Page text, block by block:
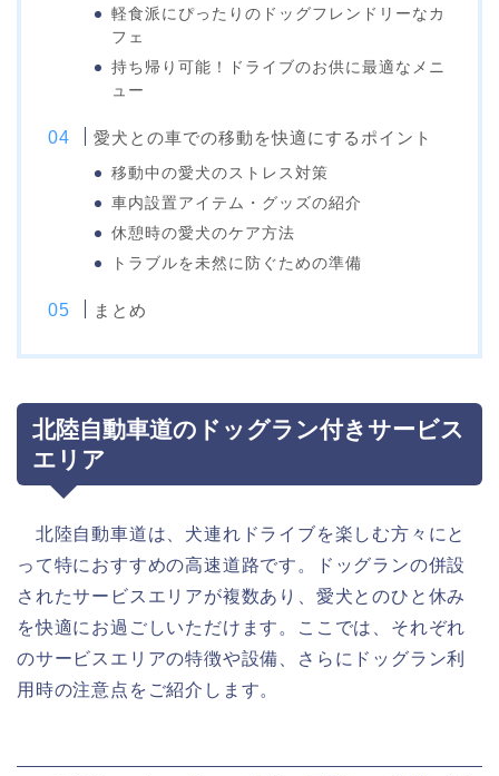
軽食派にぴったりのドッグフレンドリーなカ
フェ
持ち帰り可能！ドライブのお供に最適なメニ
ュー
愛犬との車での移動を快適にするポイント
移動中の愛犬のストレス対策
車内設置アイテム・グッズの紹介
休憩時の愛犬のケア方法
トラブルを未然に防ぐための準備
まとめ
北陸自動車道のドッグラン付きサービス
エリア
北陸自動車道は、犬連れドライブを楽しむ方々にと
って特におすすめの高速道路です。ドッグランの併設
されたサービスエリアが複数あり、愛犬とのひと休み
を快適にお過ごしいただけます。ここでは、それぞれ
のサービスエリアの特徴や設備、さらにドッグラン利
用時の注意点をご紹介します。